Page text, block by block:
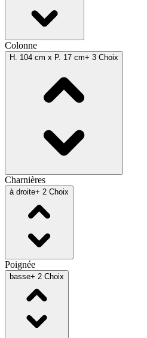
Colonne
H. 104 cm x P. 17 cm+ 3 Choix
Charnières
à droite+ 2 Choix
Poignée
basse+ 2 Choix